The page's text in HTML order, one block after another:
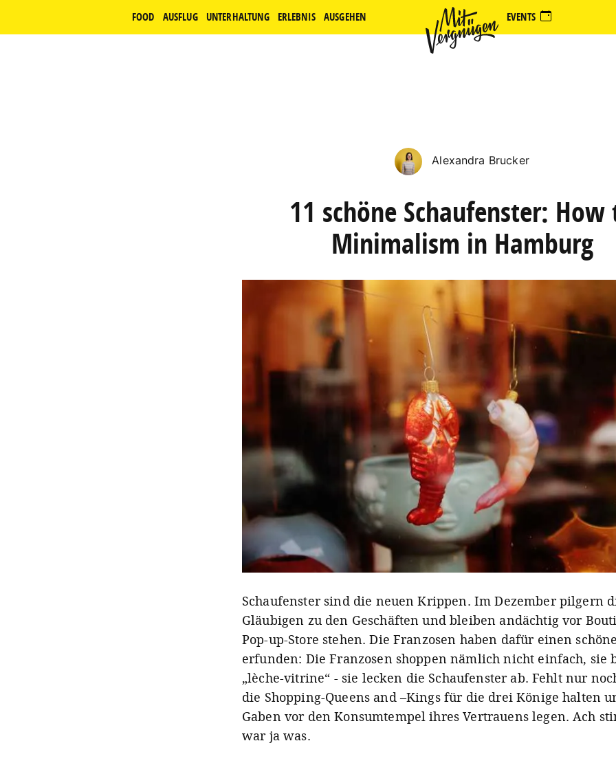
FOOD AUSFLUG UNTERHALTUNG ERLEBNIS AUSGEHEN EVENTS
Alexandra Brucker
11 schöne Schaufenster: How
Minimalism in Hamburg
Schaufenster sind die neuen Krippen. Im Dezember pilgern
Gläubigen zu den Geschäften und bleiben andächtig vor
Pop-up-Store stehen. Die Franzosen haben dafür einen
erfunden: Die Franzosen shoppen nämlich nicht einfach, sie
„lèche-vitrine“ - sie lecken die Schaufenster ab. Fehlt nur
die Shopping-Queens and –Kings für die drei Könige halten
Gaben vor den Konsumtempel ihres Vertrauens legen. Ach
war ja was.